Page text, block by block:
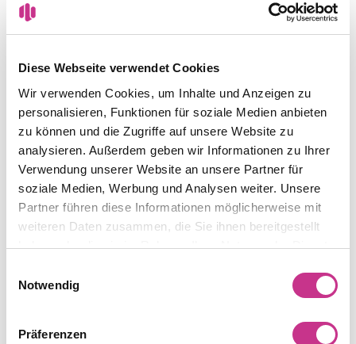
Diese Webseite verwendet Cookies
Wir verwenden Cookies, um Inhalte und Anzeigen zu
personalisieren, Funktionen für soziale Medien anbieten
zu können und die Zugriffe auf unsere Website zu
analysieren. Außerdem geben wir Informationen zu Ihrer
Verwendung unserer Website an unsere Partner für
soziale Medien, Werbung und Analysen weiter. Unsere
Partner führen diese Informationen möglicherweise mit
weiteren Daten zusammen, die Sie ihnen bereitgestellt
haben oder die sie im Rahmen Ihrer Nutzung der Dienste
Notwendig
Präferenzen
Lernen Sie unsere
Produkte in einer Demo
kennen!
unsere Produkte erklären und wie diese schnell
und einfach Aufgaben digitalisieren können.
Mitarbeiterinnen nach Möglichkeit auf Ihren